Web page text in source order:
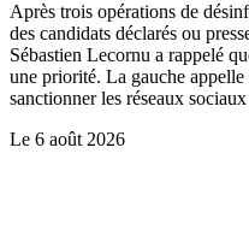
Après trois opérations de
des candidats déclarés ou
Sébastien Lecornu a rappelé
une priorité. La gauche
sanctionner les réseaux
Le 6 août 2026